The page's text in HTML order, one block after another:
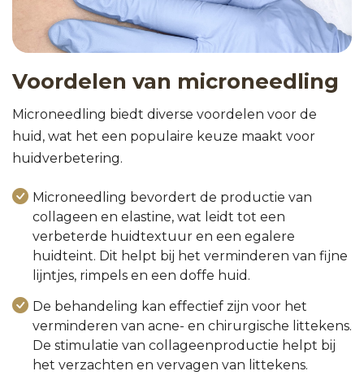
Voordelen van microneedling
Microneedling biedt diverse voordelen voor de
huid, wat het een populaire keuze maakt voor
huidverbetering.
Microneedling bevordert de productie van
collageen en elastine, wat leidt tot een
verbeterde huidtextuur en een egalere
huidteint. Dit helpt bij het verminderen van fijne
lijntjes, rimpels en een doffe huid.
De behandeling kan effectief zijn voor het
verminderen van acne- en chirurgische littekens.
De stimulatie van collageenproductie helpt bij
het verzachten en vervagen van littekens.